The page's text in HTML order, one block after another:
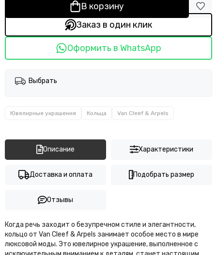
В корзину
Заказ в один клик
Оформить в WhatsApp
Выбрать
Ювелирные украшения Кольца Van Cleef & Arpels
Описание Характеристики
Доставка и оплата Подобрать размер
Отзывы
Когда речь заходит о безупречном стиле и элегантности,
кольцо от Van Cleef & Arpels занимает особое место в мире
люксовой моды. Это ювелирное украшение, выполненное с